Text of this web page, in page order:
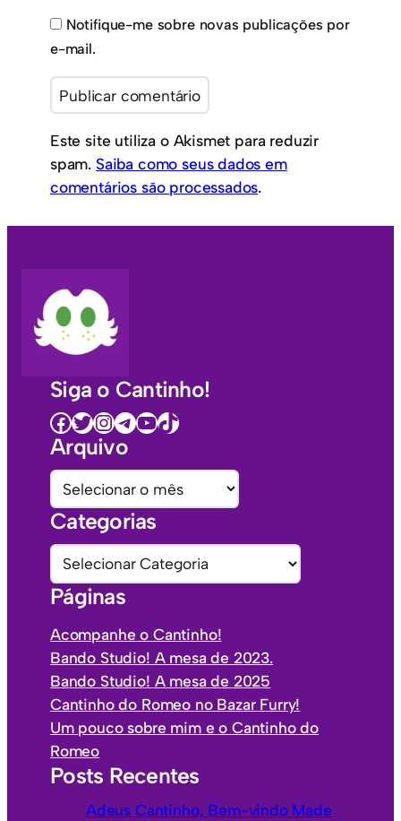
Notifique-me sobre novas publicações por
e-mail.
Este site utiliza o Akismet para reduzir
spam. Saiba como seus dados em
comentários são processados.
Siga o Cantinho!
Facebook Twitter InstagramTelegramYoutube TikTok
Arquivo
A
r
q
u
v
s
Categorias
C
a
t
e
g
o
i
a
s
Páginas
Acompanhe o Cantinho!
Bando Studio! A mesa de 2023.
Bando Studio! A mesa de 2025
Cantinho do Romeo no Bazar Furry!
Um pouco sobre mim e o Cantinho do
Romeo
Posts Recentes
Adeus Cantinho, Bem-vindo Made